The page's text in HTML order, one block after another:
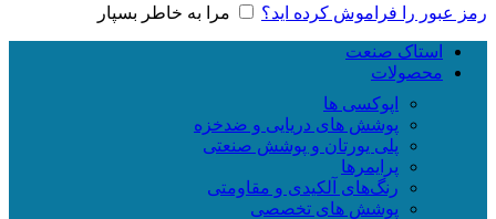
رمز عبور را فراموش کرده اید؟ مرا به خاطر بسپار
استاک صنعت
محصولات
اپوکسی ها
پوشش های دریایی و ضدخزه
پلی یورتان و پوشش صنعتی
پرایمرها
رنگ‌های آلکیدی و مقاومتی
پوشش های تخصصی